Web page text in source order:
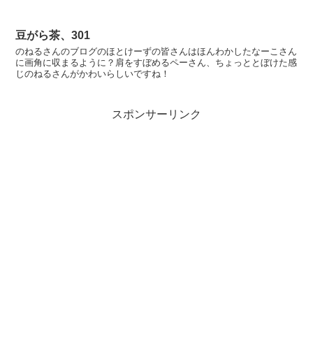
豆がら茶、301
のねるさんのブログのほとけーずの皆さんはほんわかしたなーこさん
に画角に収まるように？肩をすぼめるペーさん、ちょっととぼけた感
じのねるさんがかわいらしいですね！
スポンサーリンク